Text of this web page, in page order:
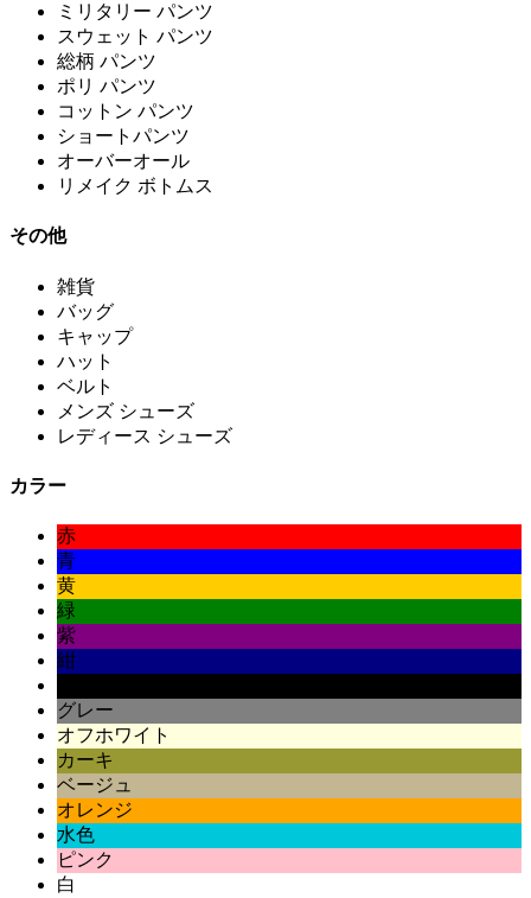
ミリタリー パンツ
スウェット パンツ
総柄 パンツ
ポリ パンツ
コットン パンツ
ショートパンツ
オーバーオール
リメイク ボトムス
その他
雑貨
バッグ
キャップ
ハット
ベルト
メンズ シューズ
レディース シューズ
カラー
赤
青
黄
緑
紫
紺
グレー
オフホワイト
カーキ
ベージュ
オレンジ
水色
ピンク
白